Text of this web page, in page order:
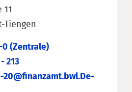
Tiengen
0 (Zentrale)
213